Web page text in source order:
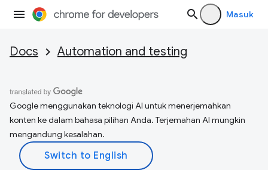
Masuk
Docs Automation and testing
Google menggunakan teknologi AI untuk menerjemahkan
konten ke dalam bahasa pilihan Anda. Terjemahan AI mungkin
mengandung kesalahan.